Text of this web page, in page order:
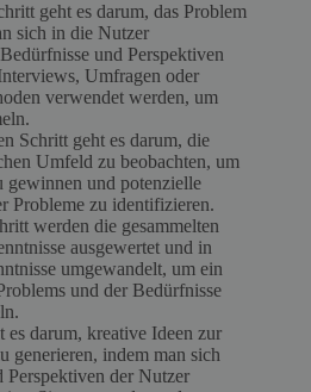
geht es darum, das Problem
sich in die Nutzer
und Perspektiven
Umfragen oder
verwendet werden, um
Schritt geht es darum, die
Umfeld zu beobachten, um
gewinnen und potenzielle
Probleme zu identifizieren.
werden die gesammelten
ausgewertet und in
umgewandelt, um ein
und der Bedürfnisse
darum, kreative Ideen zur
generieren, indem man sich
Perspektiven der Nutzer